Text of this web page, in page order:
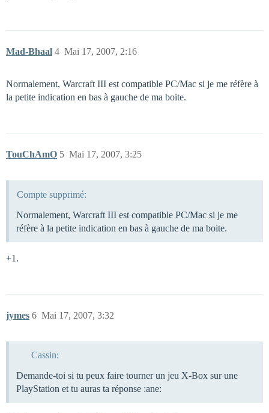
Mad-Bhaal Mai 17, 2007, 2:16
4
Normalement, Warcraft III est compatible PC/Mac si je me réfère à
la petite indication en bas à gauche de ma boite.
TouChAmO Mai 17, 2007, 3:25
5
Compte supprimé:
Normalement, Warcraft III est compatible PC/Mac si je me
réfère à la petite indication en bas à gauche de ma boite.
+1.
jymes Mai 17, 2007, 3:32
6
Cassin:
Demande-toi si tu peux faire tourner un jeu X-Box sur une
PlayStation et tu auras ta réponse :ane: